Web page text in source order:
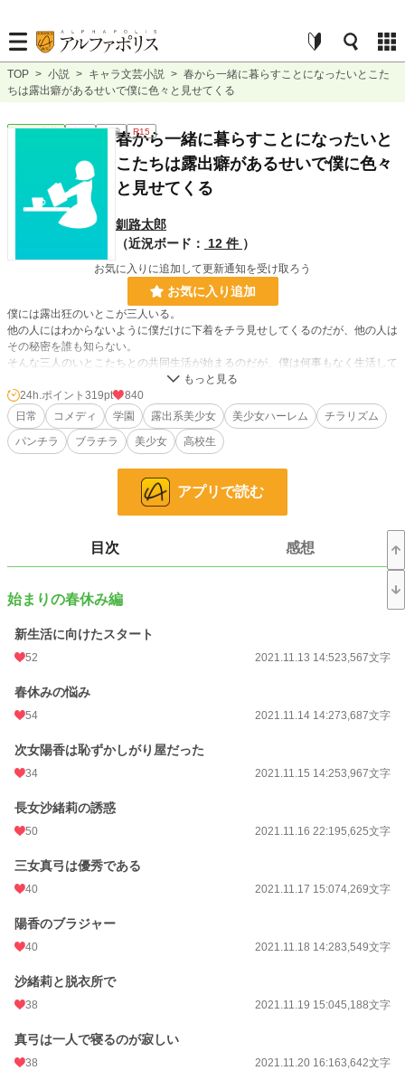
TOP > 小説 > キャラ文芸小説 > 春から一緒に暮らすことになったいとこた
ちは露出癖があるせいで僕に色々と見せてくる
キャラ文芸 完結 長編 R15
春から一緒に暮らすことになったいと
こたちは露出癖があるせいで僕に色々
と見せてくる
釧路太郎
（近況ボード：
12 件 ）
お気に入りに追加して更新通知を受け取ろう
お気に入り追加
僕には露出狂のいとこが三人いる。
他の人にはわからないように僕だけに下着をチラ見せしてくるのだが、他の人は
その秘密を誰も知らない。
そんな三人のいとこたちとの共同生活が始まるのだが、僕は何事もなく生活して
三姉妹の長女前田沙緒莉は大学一年生。次女の前田陽香は高校一年生。三女の前
田真弓は中学一年生。
新生活に向けたスタートは始まったばかりなのだ。
この作品は「小説家になろう」「カクヨム」「ノベルアッププラス」にも投稿し
キャラ文芸 36 位 / 5,635 件
お気に入り 182
24h.ポイント 319 pt
文字数
更新日時 2022.02.18 00:00
初回公開日時
初回完結日時 2022.02.17 03:22
月間ポイント 4,438 pt (9,245 位)
24h.ポイント 319pt
840
日常
コメディ 学園 露出系美少女 美少女ハーレム
チラリズム
パンチラ
ブラチラ 美少女 高校生
アプリで読む
目次 感想
始まりの春休み編
新生活に向けたスタート
52 2021.11.13 14:523,567文字
春休みの悩み
54 2021.11.14 14:273,687文字
次女陽香は恥ずかしがり屋だった
34 2021.11.15 14:253,967文字
長女沙緒莉の誘惑
50 2021.11.16 22:195,625文字
三女真弓は優秀である
40 2021.11.17 15:074,269文字
陽香のブラジャー
40 2021.11.18 14:283,549文字
沙緒莉と脱衣所で
38 2021.11.19 15:045,188文字
真弓は一人で寝るのが寂しい
38 2021.11.20 16:163,642文字